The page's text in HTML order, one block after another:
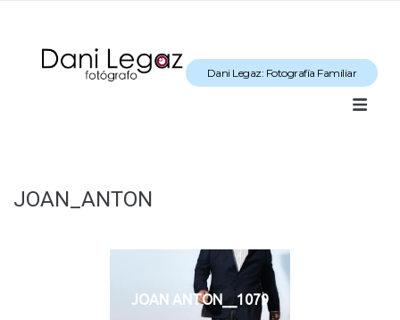
Dani Legaz: Fotografía Familiar
JOAN_ANTON
JOAN ANTON__1079